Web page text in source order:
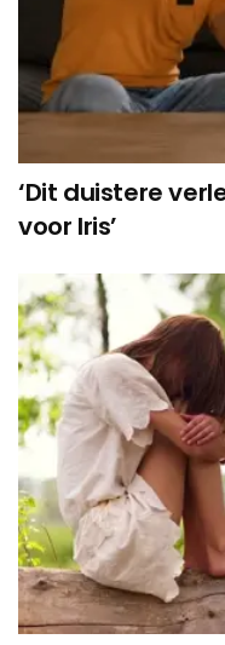
‘Dit duistere
voor Iris’